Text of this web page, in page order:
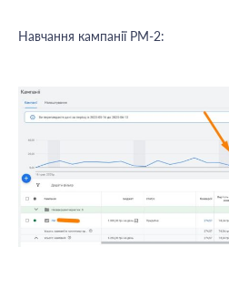
Навчання кампанії РМ-2: